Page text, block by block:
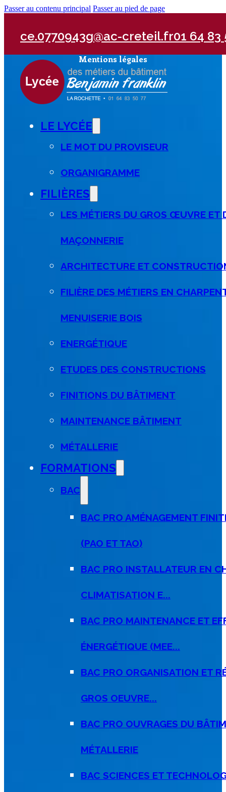
Passer au contenu principal Passer au pied de page
ce.0770943g@ac-creteil.fr01 64 83
LE LYCÉE
LE MOT DU PROVISEUR
ORGANIGRAMME
FILIÈRES
LES MÉTIERS DU GROS ŒUVRE ET
MAÇONNERIE
ARCHITECTURE ET
FILIÈRE DES MÉTIERS EN
MENUISERIE BOIS
ENERGÉTIQUE
ETUDES DES CONSTRUCTIONS
FINITIONS DU BÂTIMENT
MAINTENANCE BÂTIMENT
MÉTALLERIE
FORMATIONS
BAC
BAC PRO AMÉNAGEMENT
(PAO ET TAO)
BAC PRO INSTALLATEUR EN
CLIMATISATION E...
BAC PRO MAINTENANCE ET
ÉNERGÉTIQUE (MEE...
BAC PRO ORGANISATION ET
GROS OEUVRE...
BAC PRO OUVRAGES DU
MÉTALLERIE
BAC SCIENCES ET
Mentions légales